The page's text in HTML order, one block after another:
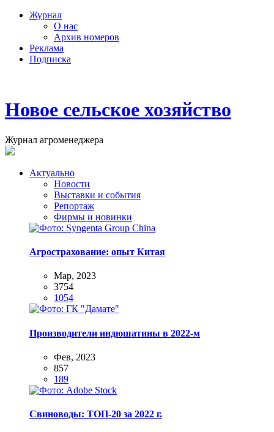
Журнал
О нас
Архив номеров
Реклама
Подписка
Новое сельское хозяйство
Журнал агроменеджера
Актуально
Новости
Выставки и события
Репортаж
Фирмы и новинки
Агрострахование: опыт Китая
Мар, 2023
3754
1054
Производители индюшатины в 2022-м
Фев, 2023
857
189
Свиноводы: ТОП-20 за 2022 г.